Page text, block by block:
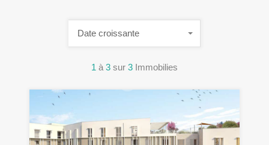
1 à 3 sur 3 Immobilies
Date croissante